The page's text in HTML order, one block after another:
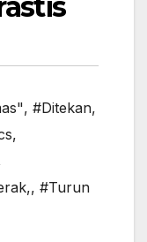
, #Ditekan,
,
, #Turun